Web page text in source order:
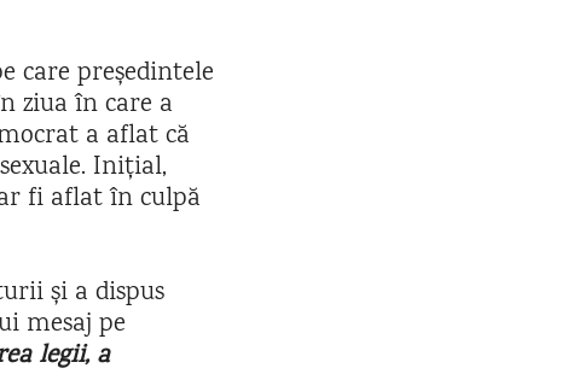
care președintele
ziua în care a
a aflat că
Inițial,
fi aflat în culpă
și a dispus
mesaj pe
legii, a